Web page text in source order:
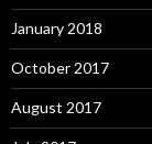
January 2018
October 2017
August 2017